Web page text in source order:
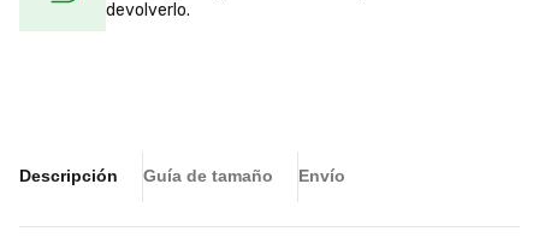
devolverlo.
Descripción Guía de tamaño Envío